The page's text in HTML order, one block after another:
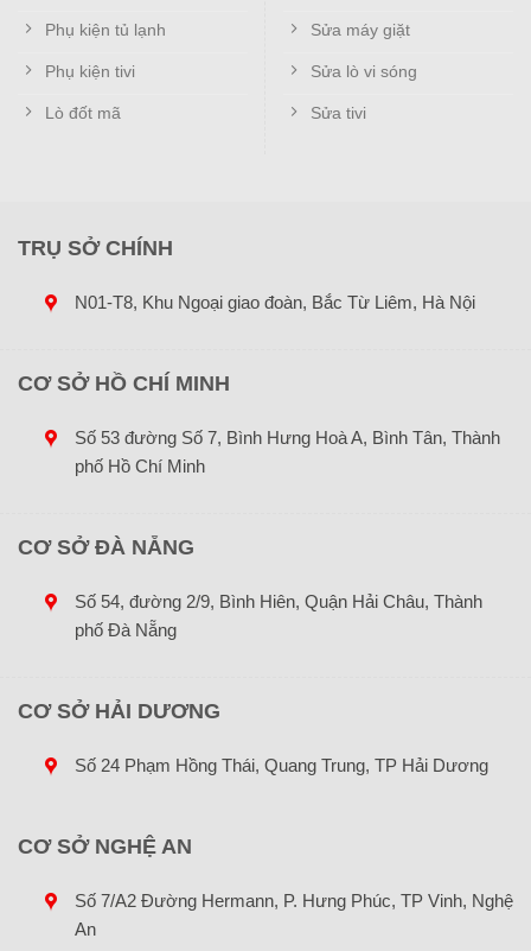
Phụ kiện tủ lạnh
Phụ kiện tivi
Lò đốt mã
Sửa máy giặt
Sửa lò vi sóng
Sửa tivi
TRỤ SỞ CHÍNH
N01-T8, Khu Ngoại giao đoàn, Bắc Từ Liêm, Hà Nội
CƠ SỞ HỒ CHÍ MINH
Số 53 đường Số 7, Bình Hưng Hoà A, Bình Tân, Thành
phố Hồ Chí Minh
CƠ SỞ ĐÀ NẴNG
Số 54, đường 2/9, Bình Hiên, Quận Hải Châu, Thành
phố Đà Nẵng
CƠ SỞ HẢI DƯƠNG
Số 24 Phạm Hồng Thái, Quang Trung, TP Hải Dương
CƠ SỞ NGHỆ AN
Số 7/A2 Đường Hermann, P. Hưng Phúc, TP Vinh, Nghệ
An